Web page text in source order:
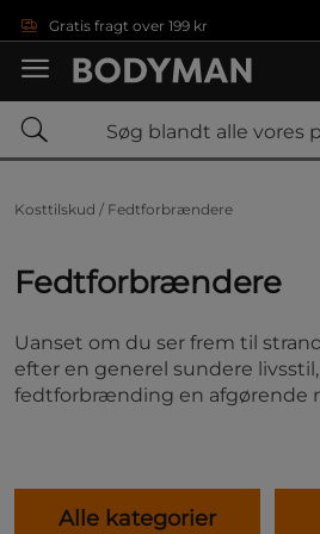
Gratis fragt over 199 kr
Kosttilskud / Fedtforbrændere
Fedtforbrændere
Uanset om du ser frem til
efter en generel sundere
fedtforbrænding en afgørende
Alle kategorier